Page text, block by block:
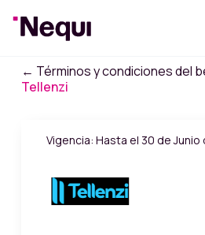
← Términos y condiciones del
Tellenzi
Vigencia: Hasta el 30 de